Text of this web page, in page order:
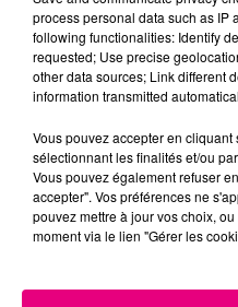
Balance
Capricorne
process personal data such as IP
following functionalities: Identify
requested; Use precise
other data sources; Link different
information transmitted
Vous pouvez accepter en cliquant
sélectionnant les finalités et/ou
Vous pouvez également refuser
accepter". Vos préférences ne
pouvez mettre à jour vos choix,
moment via le lien "Gérer les